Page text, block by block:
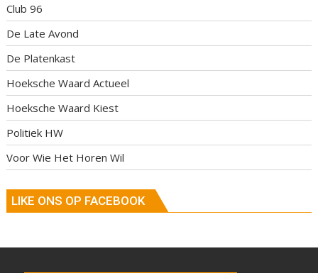
Club 96
De Late Avond
De Platenkast
Hoeksche Waard Actueel
Hoeksche Waard Kiest
Politiek HW
Voor Wie Het Horen Wil
LIKE ONS OP FACEBOOK